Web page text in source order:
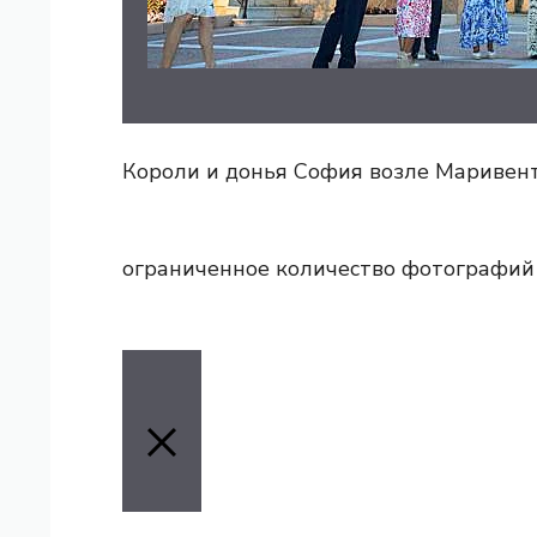
Короли и донья София возле
ограниченное количество фотографий